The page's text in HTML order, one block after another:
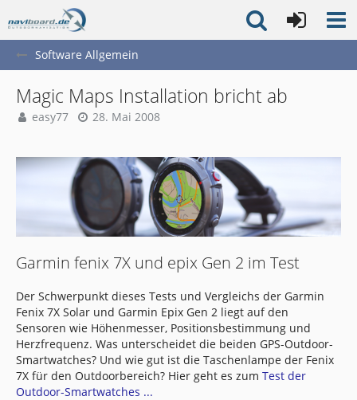
Software Allgemein
Magic Maps Installation bricht ab
easy77 28. Mai 2008
Garmin fenix 7X und epix Gen 2 im Test
Der Schwerpunkt dieses Tests und Vergleichs der Garmin
Fenix 7X Solar und Garmin Epix Gen 2 liegt auf den
Sensoren wie Höhenmesser, Positionsbestimmung und
Herzfrequenz. Was unterscheidet die beiden GPS-Outdoor-
Smartwatches? Und wie gut ist die Taschenlampe der Fenix
7X für den Outdoorbereich? Hier geht es zum Test der
Outdoor-Smartwatches ...